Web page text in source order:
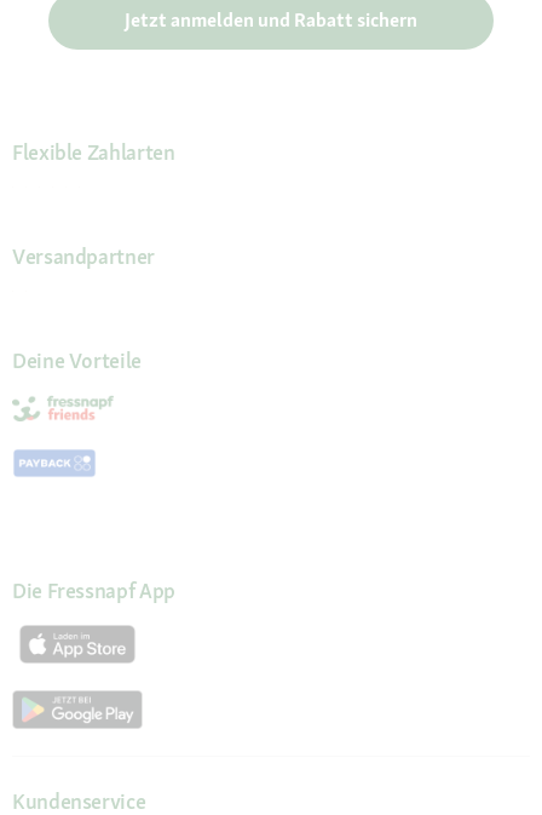
Jetzt anmelden und Rabatt sichern
Flexible Zahlarten
Versandpartner
Deine Vorteile
Die Fressnapf App
Kundenservice